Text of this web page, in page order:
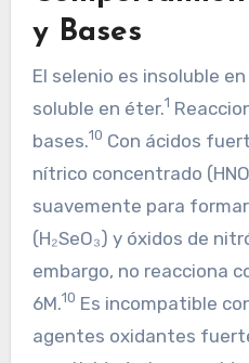
y Bases
El selenio es insoluble
soluble en éter.1
bases.10 Con ácidos
nítrico concentrado
suavemente para
(H₂SeO₃) y óxidos de
embargo, no reacciona
6M.10 Es incompatible
agentes oxidantes